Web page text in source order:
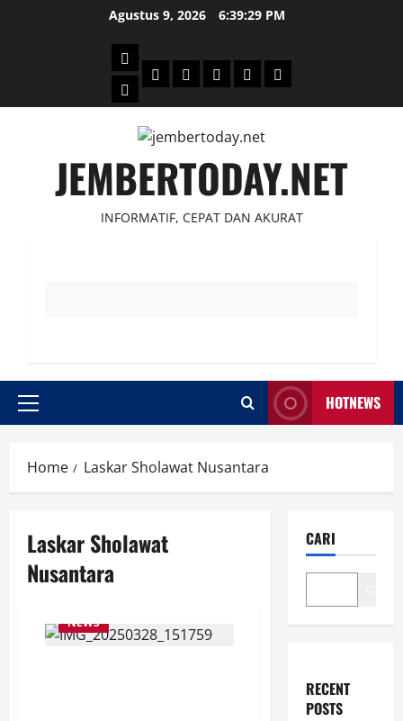
Agustus 9, 2026 6:39:29 PM
Beranda
News
PolitikOtomotifEkonomiSosialtentang
JEMBERTODAY.NET
INFORMATIF, CEPAT DAN AKURAT
Primary
HOTNEWS
Home Laskar Sholawat Nusantara
Laskar Sholawat
Nusantara
NEWS
CARI
RECENT
POSTS